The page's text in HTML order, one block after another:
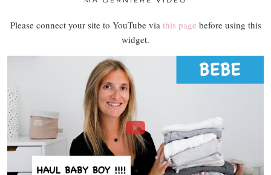
Please connect your site to YouTube via this page before using this
widget.